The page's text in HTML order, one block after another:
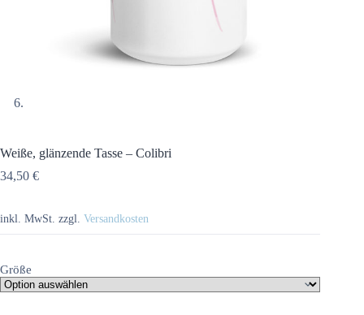
Weiße, glänzende Tasse – Colibri
34,50 €
inkl. MwSt. zzgl. Versandkosten
Größe